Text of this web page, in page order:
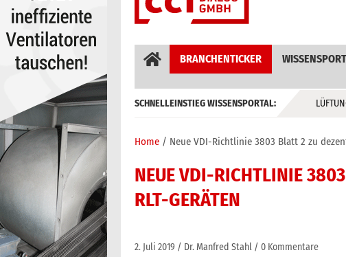
BRANCHENTICKER
SCHNELLEINSTIEG WISSENSPORTAL:
Home Neue VDI-Richtlinie 3803 Blatt 2 zu
NEUE VDI-RICHTLINIE
RLT-GERÄTEN
2. Juli 2019 Dr. Manfred Stahl 0 Kommentare